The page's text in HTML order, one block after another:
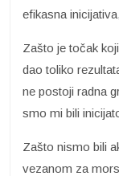
efikasna
Zašto je točak
dao toliko
ne postoji radna
smo mi bili
Zašto nismo bili
vezanom za